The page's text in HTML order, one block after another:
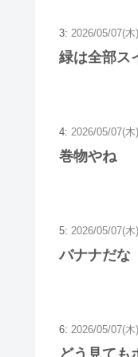
3: 2026/05/07(
緑は全部ス
4: 2026/05/07(
巻物やね
5: 2026/05/07(
バナナだな
6: 2026/05/07(